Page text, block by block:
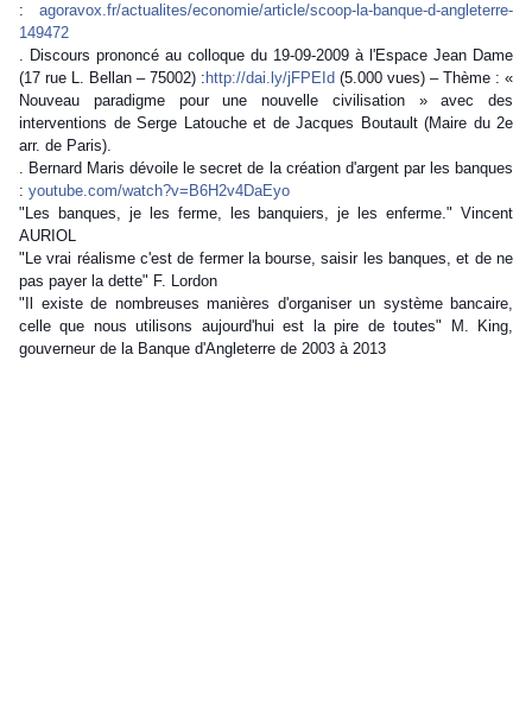
: agoravox.fr/actualites/economie/article/scoop-la-banque-d-angleterre-
149472
. Discours prononcé au colloque du 19-09-2009 à l'Espace Jean Dame
(17 rue L. Bellan – 75002) : http://dai.ly/jFPEId (5.000 vues) – Thème : «
Nouveau paradigme pour une nouvelle civilisation » avec des
interventions de Serge Latouche et de Jacques Boutault (Maire du 2e
arr. de Paris).
. Bernard Maris dévoile le secret de la création d'argent par les banques
: youtube.com/watch?v=B6H2v4DaEyo
"Les banques, je les ferme, les banquiers, je les enferme." Vincent
AURIOL
"Le vrai réalisme c'est de fermer la bourse, saisir les banques, et de ne
pas payer la dette" F. Lordon
"Il existe de nombreuses manières d'organiser un système bancaire,
celle que nous utilisons aujourd'hui est la pire de toutes" M. King,
gouverneur de la Banque d'Angleterre de 2003 à 2013